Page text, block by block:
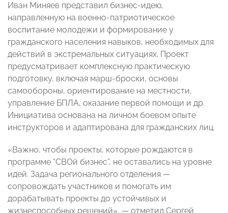
Иван Миняев представил бизнес-идею,
направленную на военно-патриотическое
воспитание молодежи и формирование у
гражданского населения навыков, необходимых для
действий в экстремальных ситуациях. Проект
предусматривает комплексную практическую
подготовку, включая марш-броски, основы
самообороны, ориентирование на местности,
управление БПЛА, оказание первой помощи и др.
Инициатива основана на личном боевом опыте
инструкторов и адаптирована для гражданских лиц.
«Важно, чтобы проекты, которые рождаются в
программе “СВОй бизнес”, не оставались на уровне
идей. Задача регионального отделения —
сопровождать участников и помогать им
дорабатывать проекты до устойчивых и
жизнеспособных решений», — отметил Сергей